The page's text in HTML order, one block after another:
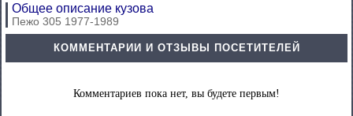
Общее описание кузова
Пежо 305 1977-1989
КОММЕНТАРИИ И ОТЗЫВЫ ПОСЕТИТЕЛЕЙ
Комментариев пока нет, вы будете первым!